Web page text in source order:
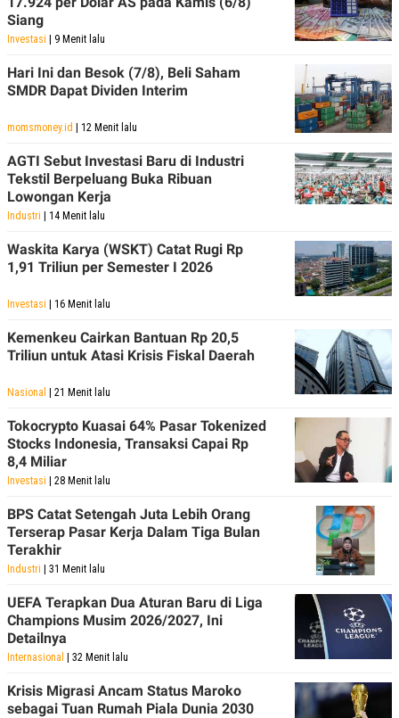
Siang
Investasi | 9 Menit lalu
Hari Ini dan Besok (7/8), Beli Saham
SMDR Dapat Dividen Interim
momsmoney.id | 12 Menit lalu
AGTI Sebut Investasi Baru di Industri
Tekstil Berpeluang Buka Ribuan
Lowongan Kerja
Industri | 14 Menit lalu
Waskita Karya (WSKT) Catat Rugi Rp
1,91 Triliun per Semester I 2026
Investasi | 16 Menit lalu
Kemenkeu Cairkan Bantuan Rp 20,5
Triliun untuk Atasi Krisis Fiskal Daerah
Nasional | 21 Menit lalu
Tokocrypto Kuasai 64% Pasar Tokenized
Stocks Indonesia, Transaksi Capai Rp
8,4 Miliar
Investasi | 28 Menit lalu
BPS Catat Setengah Juta Lebih Orang
Terserap Pasar Kerja Dalam Tiga Bulan
Terakhir
Industri | 31 Menit lalu
UEFA Terapkan Dua Aturan Baru di Liga
Champions Musim 2026/2027, Ini
Detailnya
Internasional | 32 Menit lalu
Krisis Migrasi Ancam Status Maroko
sebagai Tuan Rumah Piala Dunia 2030